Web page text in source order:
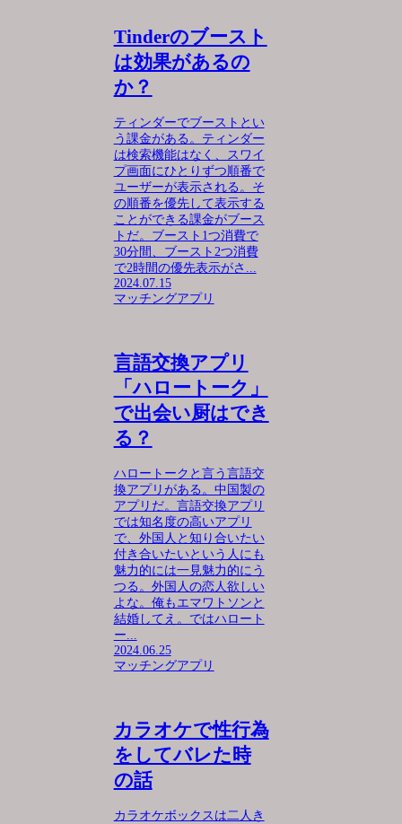
Tinderのブースト
は効果があるの
か？
ティンダーでブーストとい
う課金がある。ティンダー
は検索機能はなく、スワイ
プ画面にひとりずつ順番で
ユーザーが表示される。そ
の順番を優先して表示する
ことができる課金がブース
トだ。ブースト1つ消費で
30分間、ブースト2つ消費
で2時間の優先表示がさ...
2024.07.15
マッチングアプリ
言語交換アプリ
「ハロートーク」
で出会い厨はでき
る？
ハロートークと言う言語交
換アプリがある。中国製の
アプリだ。言語交換アプリ
では知名度の高いアプリ
で、外国人と知り合いたい
付き合いたいという人にも
魅力的には一見魅力的にう
つる。外国人の恋人欲しい
よな。俺もエマワトソンと
結婚してえ。ではハロート
ー...
2024.06.25
マッチングアプリ
カラオケで性行為
をしてバレた時
の話
カラオケボックスは二人き